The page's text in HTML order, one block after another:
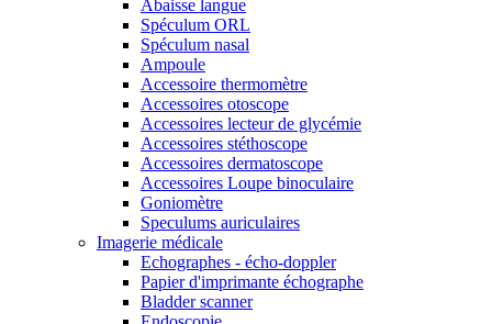
Abaisse langue
Spéculum ORL
Spéculum nasal
Ampoule
Accessoire thermomètre
Accessoires otoscope
Accessoires lecteur de glycémie
Accessoires stéthoscope
Accessoires dermatoscope
Accessoires Loupe binoculaire
Goniomètre
Speculums auriculaires
Imagerie médicale
Echographes - écho-doppler
Papier d'imprimante échographe
Bladder scanner